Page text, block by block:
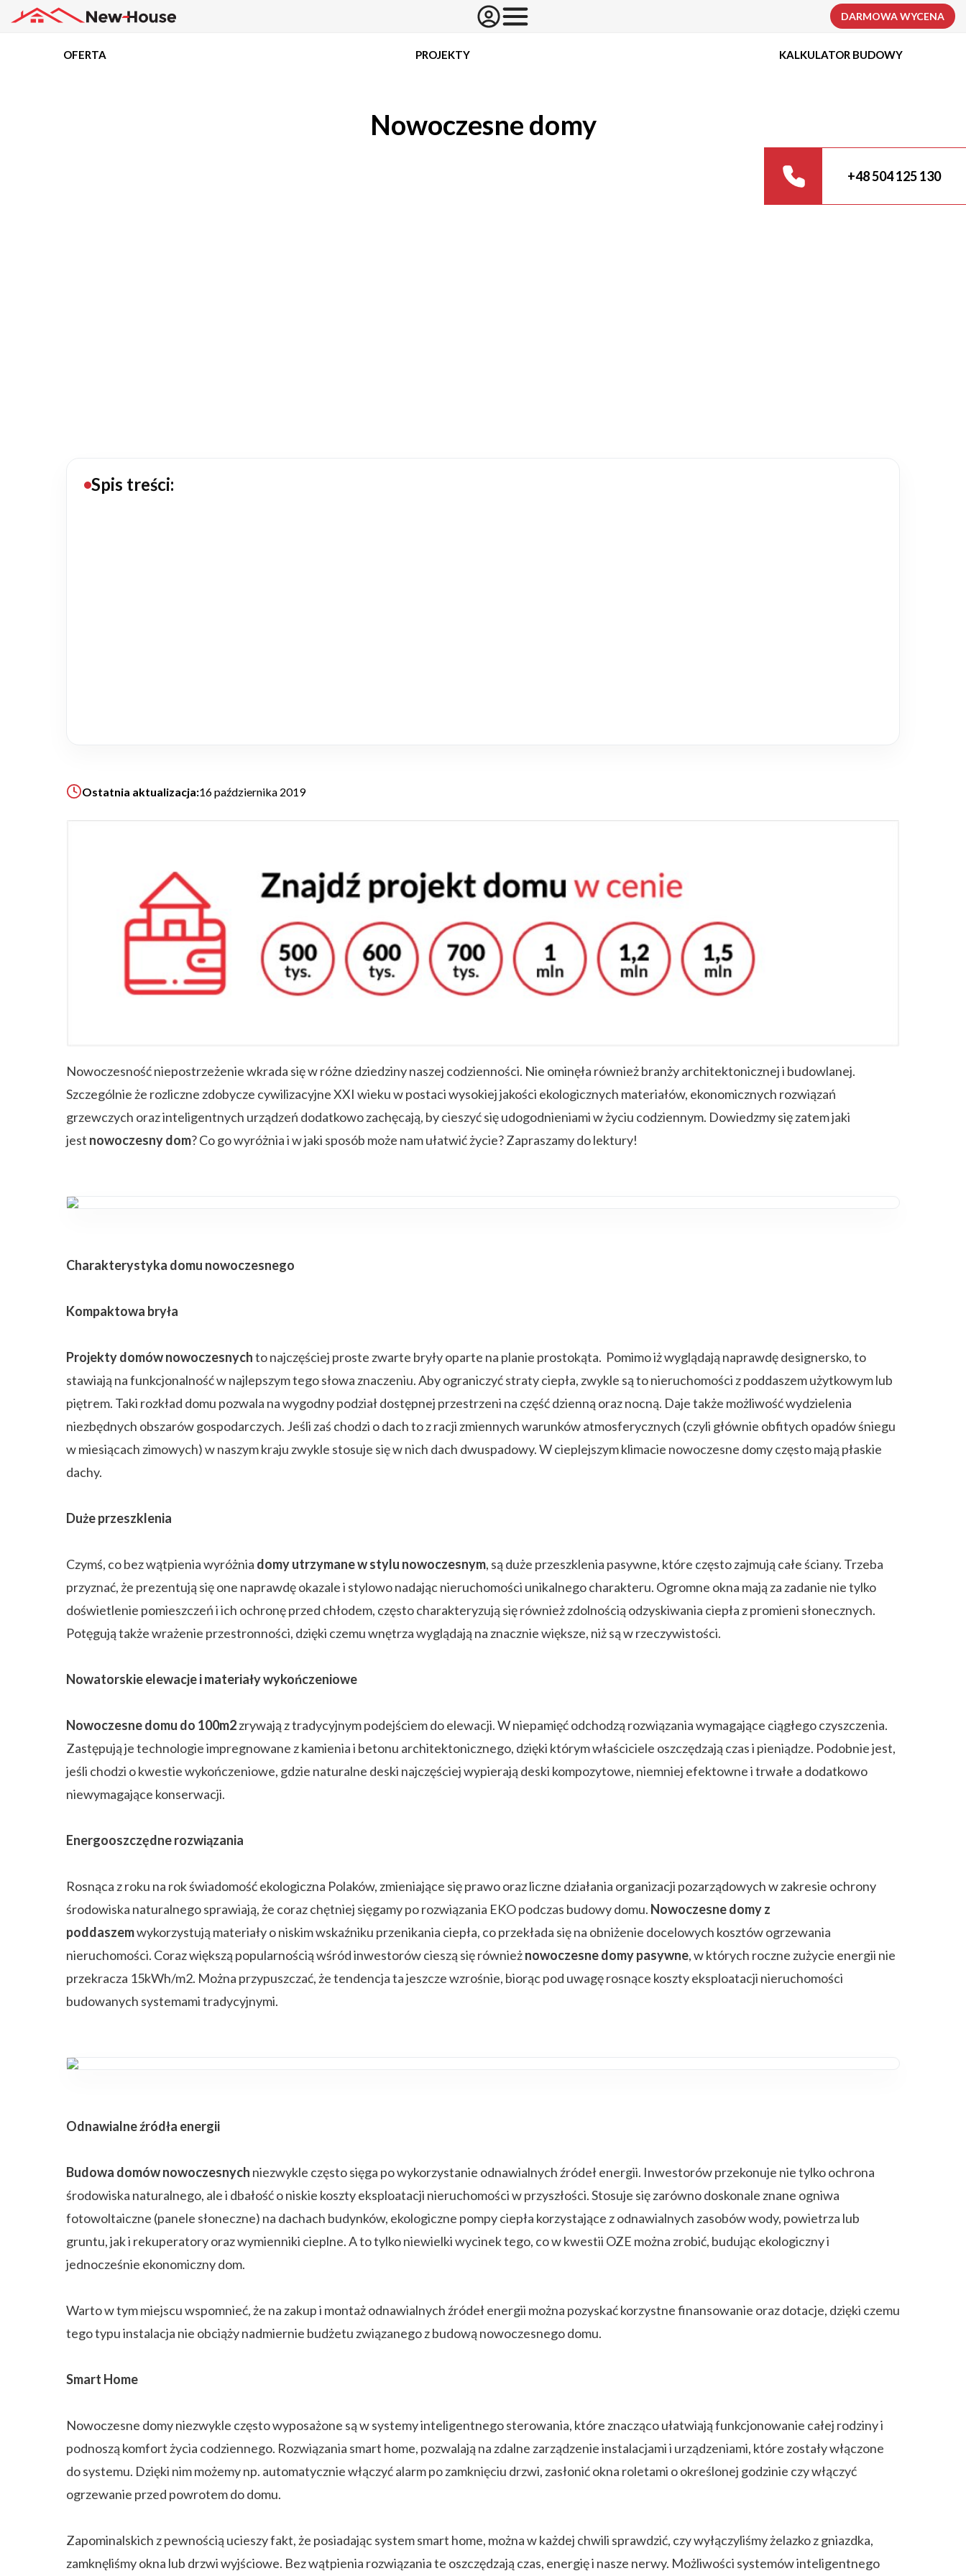
Rezydencje
Ogrody
KALKULATOR BUDOWY
ZAPISZ SIĘ
DARMOWA WYCENA
OFERTA PROJEKTY KALKULATOR BUDOWY
Nowoczesne domy
+48 504 125 130
Spis treści:
Ostatnia aktualizacja:16 października 2019
Nowoczesność niepostrzeżenie wkrada się w różne dziedziny naszej codzienności. Nie ominęła również branży architektonicznej i budowlanej.
Szczególnie że rozliczne zdobycze cywilizacyjne XXI wieku w postaci wysokiej jakości ekologicznych materiałów, ekonomicznych rozwiązań
grzewczych oraz inteligentnych urządzeń dodatkowo zachęcają, by cieszyć się udogodnieniami w życiu codziennym. Dowiedzmy się zatem jaki
jest nowoczesny dom? Co go wyróżnia i w jaki sposób może nam ułatwić życie? Zapraszamy do lektury!
Charakterystyka domu nowoczesnego
Kompaktowa bryła
Projekty domów nowoczesnychto najczęściej proste zwarte bryły oparte na planie prostokąta. Pomimo iż wyglądają naprawdę designersko, to
stawiają na funkcjonalność w najlepszym tego słowa znaczeniu. Aby ograniczyć straty ciepła, zwykle są to nieruchomości z poddaszem użytkowym lub
piętrem. Taki rozkład domu pozwala na wygodny podział dostępnej przestrzeni na część dzienną oraz nocną. Daje także możliwość wydzielenia
niezbędnych obszarów gospodarczych. Jeśli zaś chodzi o dach to z racji zmiennych warunków atmosferycznych (czyli głównie obfitych opadów śniegu
w miesiącach zimowych) w naszym kraju zwykle stosuje się w nich dach dwuspadowy. W cieplejszym klimacie nowoczesne domy często mają płaskie
dachy.
Duże przeszklenia
Czymś, co bez wątpienia wyróżnia domy utrzymane w stylu nowoczesnym, są duże przeszklenia pasywne, które często zajmują całe ściany. Trzeba
przyznać, że prezentują się one naprawdę okazale i stylowo nadając nieruchomości unikalnego charakteru. Ogromne okna mają za zadanie nie tylko
doświetlenie pomieszczeń i ich ochronę przed chłodem, często charakteryzują się również zdolnością odzyskiwania ciepła z promieni słonecznych.
Potęgują także wrażenie przestronności, dzięki czemu wnętrza wyglądają na znacznie większe, niż są w rzeczywistości.
Nowatorskie elewacje i materiały wykończeniowe
Nowoczesne domu do 100m2zrywają z tradycyjnym podejściem do elewacji. W niepamięć odchodzą rozwiązania wymagające ciągłego czyszczenia.
Zastępują je technologie impregnowane z kamienia i betonu architektonicznego, dzięki którym właściciele oszczędzają czas i pieniądze. Podobnie jest,
jeśli chodzi o kwestie wykończeniowe, gdzie naturalne deski najczęściej wypierają deski kompozytowe, niemniej efektowne i trwałe a dodatkowo
niewymagające konserwacji.
Energooszczędne rozwiązania
Rosnąca z roku na rok świadomość ekologiczna Polaków, zmieniające się prawo oraz liczne działania organizacji pozarządowych w zakresie ochrony
środowiska naturalnego sprawiają, że coraz chętniej sięgamy po rozwiązania EKO podczas budowy domu. Nowoczesne domy z
poddaszemwykorzystują materiały o niskim wskaźniku przenikania ciepła, co przekłada się na obniżenie docelowych kosztów ogrzewania
nieruchomości. Coraz większą popularnością wśród inwestorów cieszą się równieżnowoczesne domy pasywne, w których roczne zużycie energii nie
przekracza 15kWh/m2. Można przypuszczać, że tendencja ta jeszcze wzrośnie, biorąc pod uwagę rosnące koszty eksploatacji nieruchomości
budowanych systemami tradycyjnymi.
Odnawialne źródła energii
Budowa domów nowoczesnych niezwykle często sięga po wykorzystanie odnawialnych źródeł energii. Inwestorów przekonuje nie tylko ochrona
środowiska naturalnego, ale i dbałość o niskie koszty eksploatacji nieruchomości w przyszłości. Stosuje się zarówno doskonale znane ogniwa
fotowoltaiczne (panele słoneczne) na dachach budynków, ekologiczne pompy ciepła korzystające z odnawialnych zasobów wody, powietrza lub
gruntu, jak i rekuperatory oraz wymienniki cieplne. A to tylko niewielki wycinek tego, co w kwestii OZE można zrobić, budując ekologiczny i
jednocześnie ekonomiczny dom.
Warto w tym miejscu wspomnieć, że na zakup i montaż odnawialnych źródeł energii można pozyskać korzystne finansowanie oraz dotacje, dzięki czemu
tego typu instalacja nie obciąży nadmiernie budżetu związanego z budową nowoczesnego domu.
Smart Home
Nowoczesne domy niezwykle często wyposażone są w systemy inteligentnego sterowania, które znacząco ułatwiają funkcjonowanie całej rodziny i
podnoszą komfort życia codziennego. Rozwiązania smart home, pozwalają na zdalne zarządzenie instalacjami i urządzeniami, które zostały włączone
do systemu. Dzięki nim możemy np. automatycznie włączyć alarm po zamknięciu drzwi, zasłonić okna roletami o określonej godzinie czy włączyć
ogrzewanie przed powrotem do domu.
Zapominalskich z pewnością ucieszy fakt, że posiadając system smart home, można w każdej chwili sprawdzić, czy wyłączyliśmy żelazko z gniazdka,
zamknęliśmy okna lub drzwi wyjściowe. Bez wątpienia rozwiązania te oszczędzają czas, energię i nasze nerwy. Możliwości systemów inteligentnego